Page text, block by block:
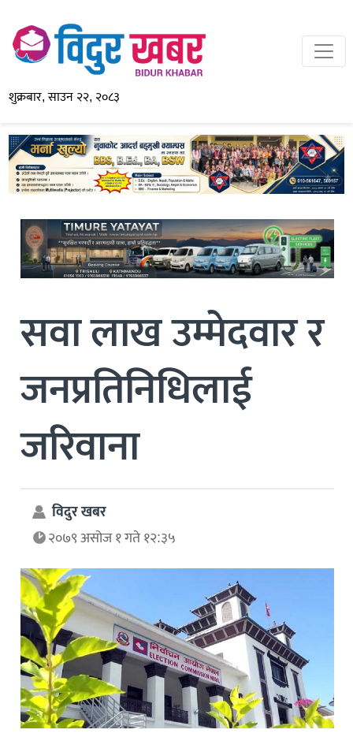
शुक्रबार, साउन २२, २०८३
सवा लाख उम्मेदवार र
जनप्रतिनिधिलाई
जरिवाना
विदुर खबर
२०७९ असोज १ गते १२:३५